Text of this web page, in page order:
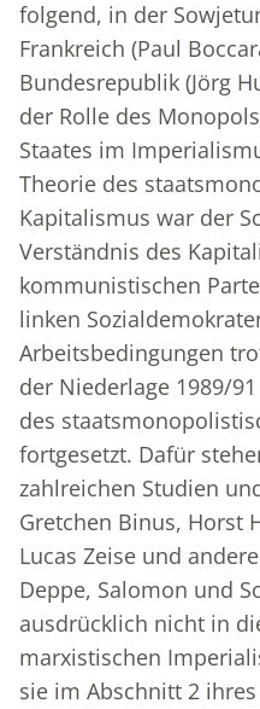
folgend, in der
Frankreich (Paul
Bundesrepublik (Jörg
der Rolle des
Staates im
Theorie des
Kapitalismus war der
Verständnis des
kommunistischen
linken
Arbeitsbedingungen
der Niederlage 1989/
des
fortgesetzt. Dafür
zahlreichen Studien
Gretchen Binus, Horst
Lucas Zeise und
Deppe, Salomon und
ausdrücklich nicht in
marxistischen
sie im Abschnitt 2